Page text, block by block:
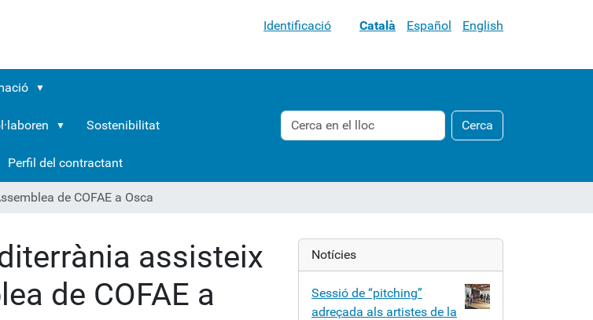
Identificació Català Español English
Sostenibilitat
Perfil del contractant
Cerca Cerca
Cerca
avançada…
de COFAE a Osca
assisteix
de COFAE a
Notícies
Sessió de “pitching”
adreçada als artistes de la